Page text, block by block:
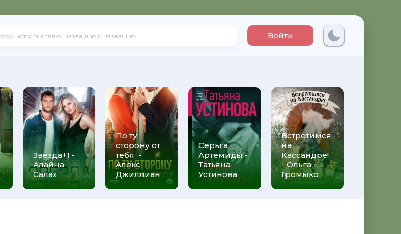
Войти
Звезда+1 -
Алайна
Салах
По ту
сторону от
тебя -
Алекс
Джиллиан
Серьга
Артемиды -
Татьяна
Устинова
Встретимся
на
Кассандре!
- Ольга
Громыко